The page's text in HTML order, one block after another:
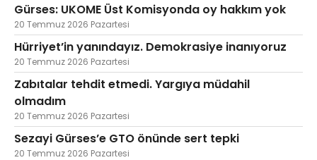
Gürses: UKOME Üst Komisyonda oy hakkım yok
20 Temmuz 2026 Pazartesi
Hürriyet’in yanındayız. Demokrasiye inanıyoruz
20 Temmuz 2026 Pazartesi
Zabıtalar tehdit etmedi. Yargıya müdahil
olmadım
20 Temmuz 2026 Pazartesi
Sezayi Gürses’e GTO önünde sert tepki
20 Temmuz 2026 Pazartesi